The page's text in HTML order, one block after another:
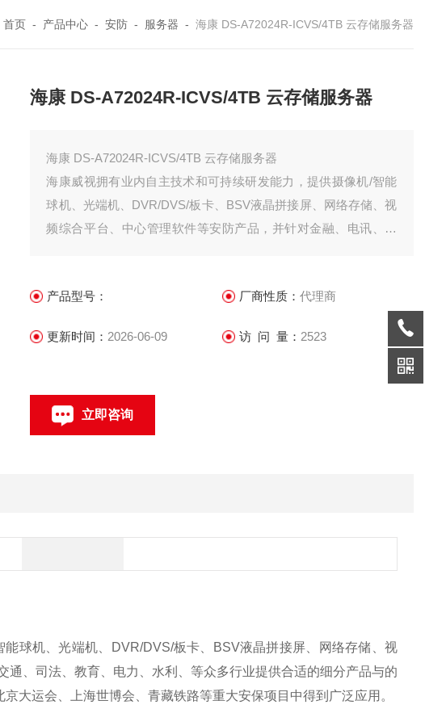
首页 - 产品中心 - 安防 - 服务器 - 海康 DS-A72024R-ICVS/4TB 云存储服务器
海康 DS-A72024R-ICVS/4TB 云存储服务器
海康 DS-A72024R-ICVS/4TB 云存储服务器
海康威视拥有业内自主技术和可持续研发能力，提供摄像机/智能
球机、光端机、DVR/DVS/板卡、BSV液晶拼接屏、网络存储、视
频综合平台、中心管理软件等安防产品，并针对金融、电讯、交
北京大运会、上海世博会、青藏铁路等重大安保项
产品型号： 厂商性质： 代理商
更新时间： 2026-06-09 访 问 量： 2523
立即咨询
球机、光端机、DVR/DVS/板卡、BSV液晶拼接屏、网络存储、视
、司法、教育、电力、水利、等众多行业提供合适的细分产品与的
大运会、上海世博会、青藏铁路等重大安保项目中得到广泛应用。